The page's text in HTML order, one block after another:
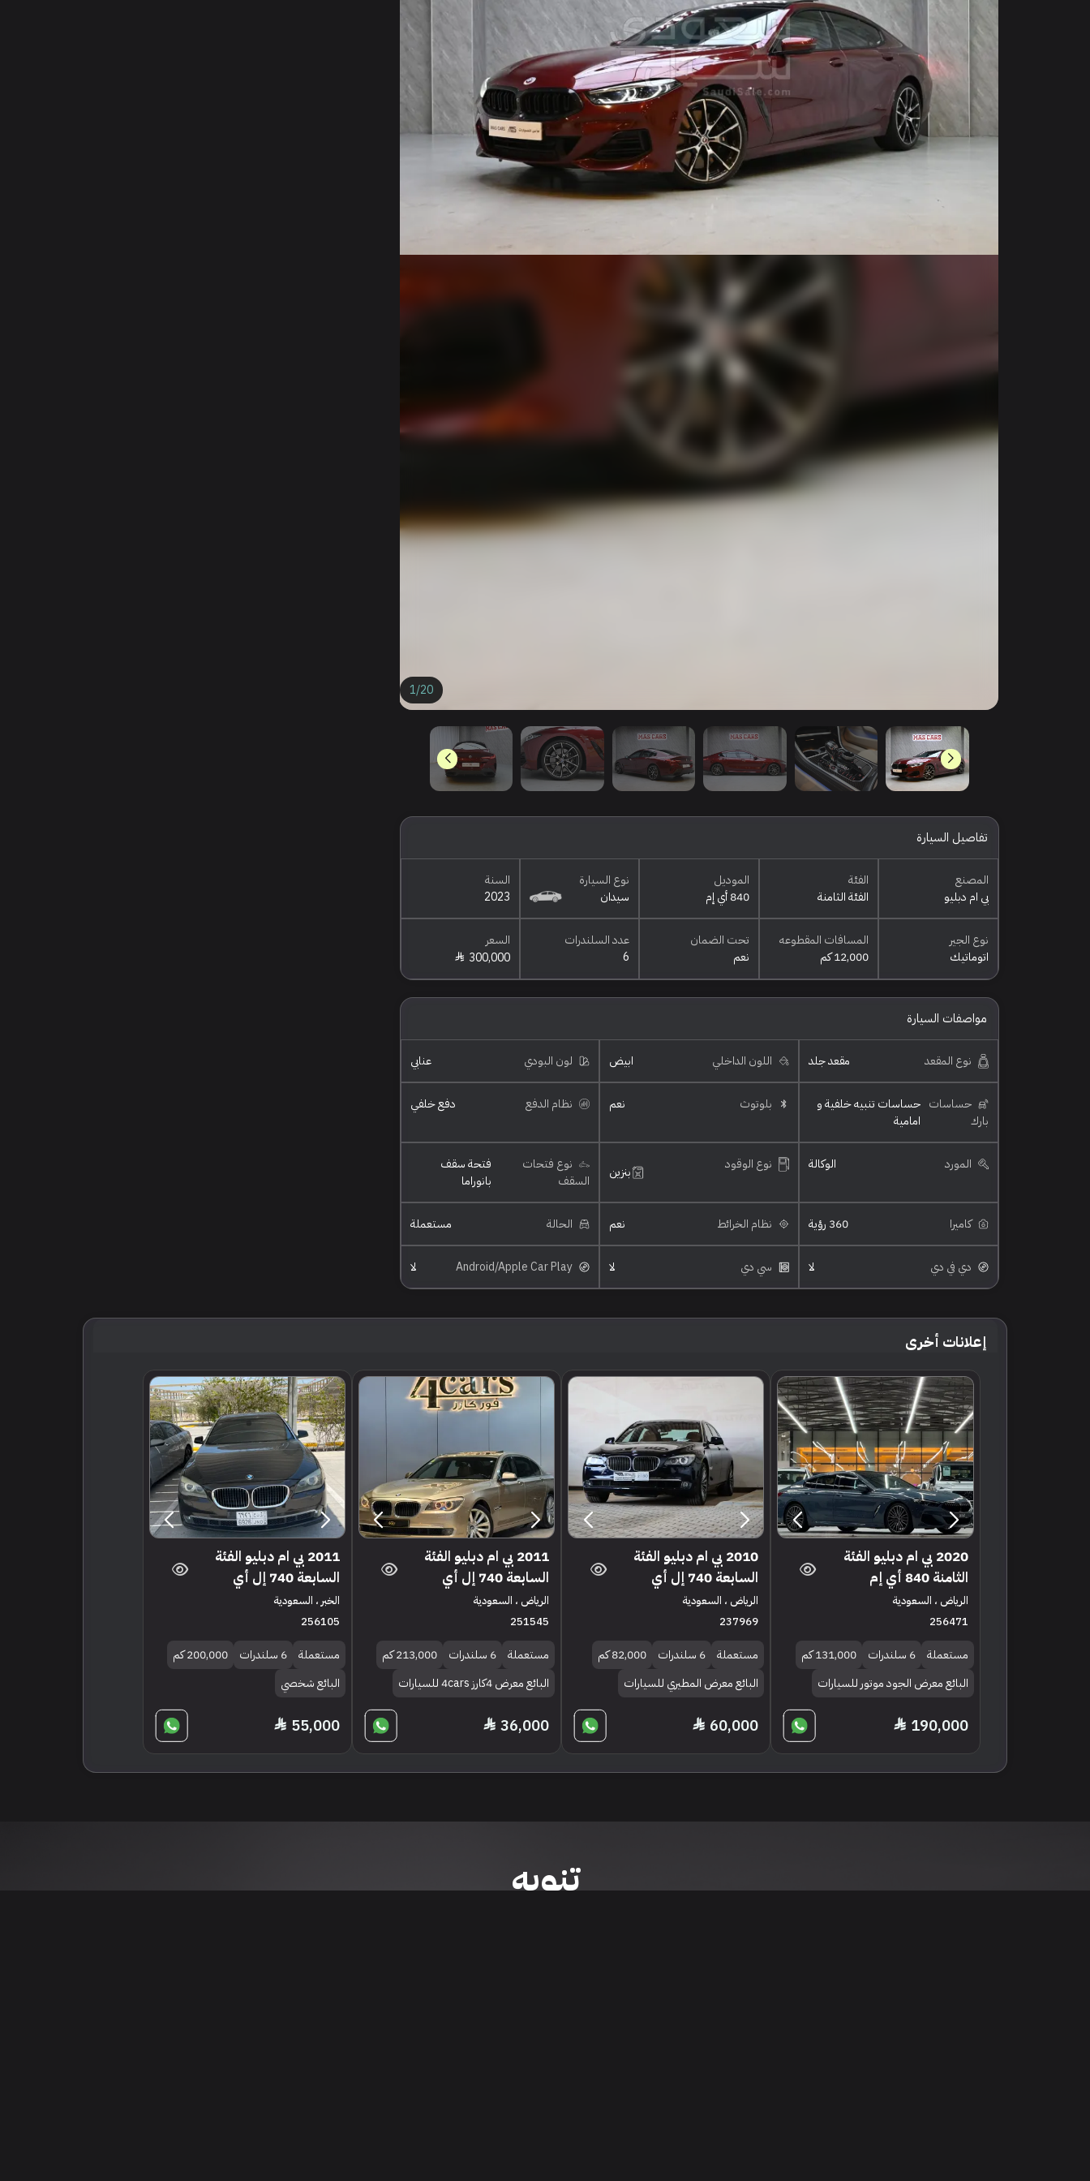
1/20
تفاصيل السيارة
المصنع
بي ام دبليو
الفئة
الفئة الثامنة
الموديل
840 أي إم
نوع السيارة
سيدان
السنة
2023
نوع الجير
اتوماتيك
المسافات المقطوعه
12,000 كم
تحت الضمان
نعم
عدد السلندرات
6
السعر
300,000
مواصفات السيارة
نوع المقعد مقعد جلد اللون الداخلي ابيض لون البودي عنابي
حساسات
بارك
حساسات تنبيه خلفية و
امامية
بلوتوث نعم نظام الدفع دفع خلفي
المورد الوكالة نوع الوقود بنزين
نوع فتحات
السقف
فتحة سقف
بانوراما
كاميرا 360 رؤية نظام الخرائط نعم الحالة مستعملة
دي في دي لا سي دي لا لا
إعلانات أخرى
2020 بي ام دبليو الفئة
الثامنة 840 أي إم
الرياض ، السعودية
256471
مستعملة 6 سلندرات
131,000 كم
البائع معرض الجود موتور للسيارات
190,000
2010 بي ام دبليو الفئة
السابعة 740 إل أي
الرياض ، السعودية
237969
مستعملة 6 سلندرات
82,000 كم
البائع معرض المطيري للسيارات
60,000
2011 بي ام دبليو الفئة
السابعة 740 إل أي
الرياض ، السعودية
251545
مستعملة 6 سلندرات
213,000 كم
البائع معرض 4كارز 4cars للسيارات
36,000
2011 بي ام دبليو الفئة
السابعة 740 إل أي
الخبر ، السعودية
256105
مستعملة 6 سلندرات
200,000 كم
البائع شخصي
55,000
تنويه